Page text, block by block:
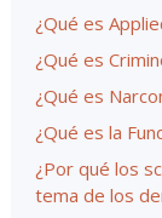
¿Qué es
¿Qué es
¿Qué es
¿Qué es la
¿Por qué los
tema de los